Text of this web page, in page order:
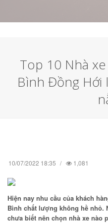
Top 10 Nhà
Bình Đồng Hới
10/07/2022 18:35 1,081
Hiện nay nhu cầu của khách
Bình chất lượng không hề nhỏ.
chưa biết nên chọn nhà xe nào